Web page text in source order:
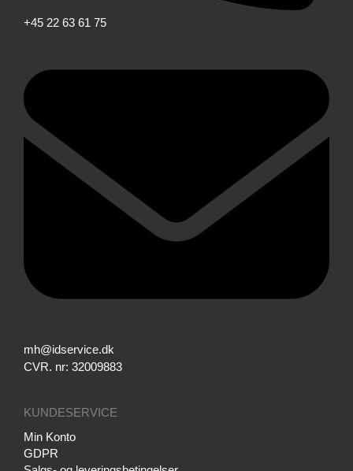
+45 22 63 61 75
mh@idservice.dk
CVR. nr: 32009883
KUNDESERVICE
Min Konto
GDPR